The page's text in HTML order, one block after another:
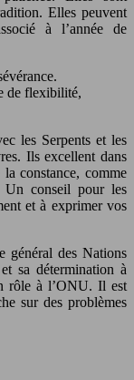
Elles peuvent
à l’année de
de flexibilité,
les Serpents et les
Ils excellent dans
constance, comme
Un conseil pour les
et à exprimer vos
général des Nations
sa détermination à
rôle à l’ONU. Il est
sur des problèmes